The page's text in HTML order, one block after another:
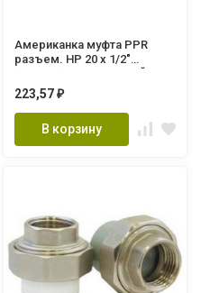
Американка муфта PPR
разъем. НР 20 х 1/2"
223,57 ₽
В корзину